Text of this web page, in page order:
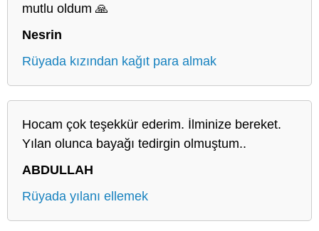
mutlu oldum 🙏
Nesrin
Rüyada kızından kağıt para almak
Hocam çok teşekkür ederim. İlminize bereket.
Yılan olunca bayağı tedirgin olmuştum..
ABDULLAH
Rüyada yılanı ellemek